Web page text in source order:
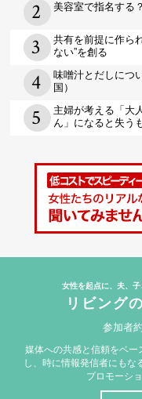
美容室で指名する
共有を前提に作ら
ない”を創る
味噌汁とだしにつ
国）
主婦が考える「大
ん」になると失う
女性を起点に、夫、
リビング
参加者約
媒体への共感と信頼をベー
し、時に情報発信者にもな
プロモーシ